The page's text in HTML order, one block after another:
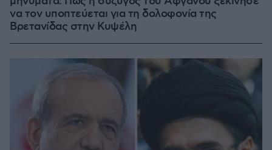
να τον υποπτεύεται για τη δολοφονία της
Βρετανίδας στην Κυψέλη